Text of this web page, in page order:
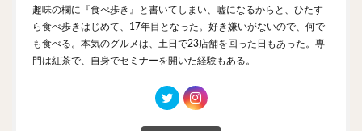
趣味の欄に『食べ歩き』と書いてしまい、嘘になるからと、ひたす
ら食べ歩きはじめて、17年目となった。好き嫌いがないので、何で
も食べる。本気のグルメは、土日で23店舗を回った日もあった。専
門は紅茶で、自身でセミナーを開いた経験もある。